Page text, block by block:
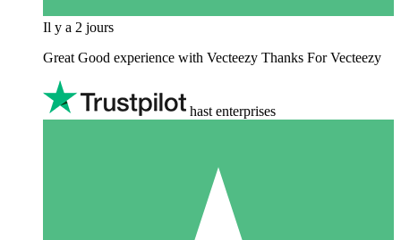
Il y a 2 jours
Great Good experience with Vecteezy Thanks For Vecteezy
hast enterprises